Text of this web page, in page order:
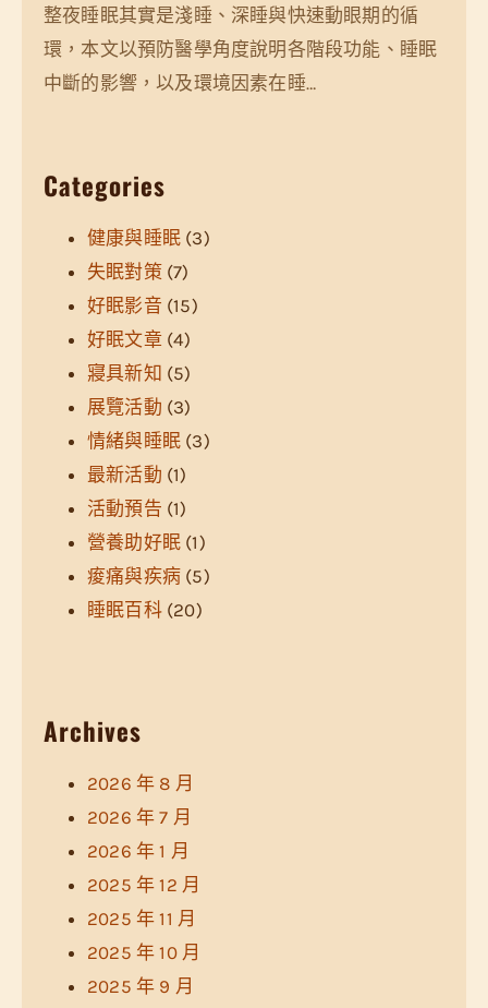
整夜睡眠其實是淺睡、深睡與快速動眼期的循
環，本文以預防醫學角度說明各階段功能、睡眠
中斷的影響，以及環境因素在睡…
Categories
健康與睡眠 (3)
失眠對策(7)
好眠影音 (15)
好眠文章(4)
寢具新知 (5)
展覽活動 (3)
情緒與睡眠 (3)
最新活動 (1)
活動預告 (1)
營養助好眠 (1)
痠痛與疾病 (5)
睡眠百科(20)
Archives
2026 年 8 月
2026 年 7 月
2026 年 1 月
2025 年 12 月
2025 年 11 月
2025 年 10 月
2025 年 9 月